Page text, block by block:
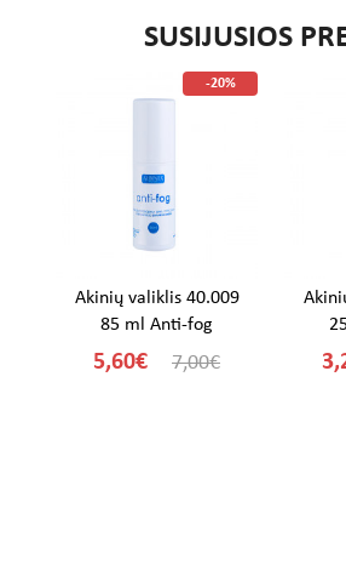
SUSIJUSIOS
-20%
Akinių valiklis 40.009
85 ml Anti-fog
5,60€ 7,00€